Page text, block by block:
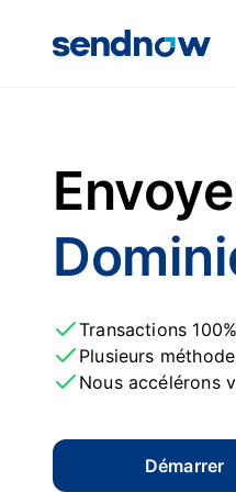
Transactions
Plusieurs
Nous accélérons
Démarrer